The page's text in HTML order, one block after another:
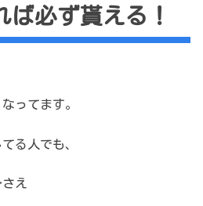
ば必ず貰える！
ってます。
る人でも、
さえ